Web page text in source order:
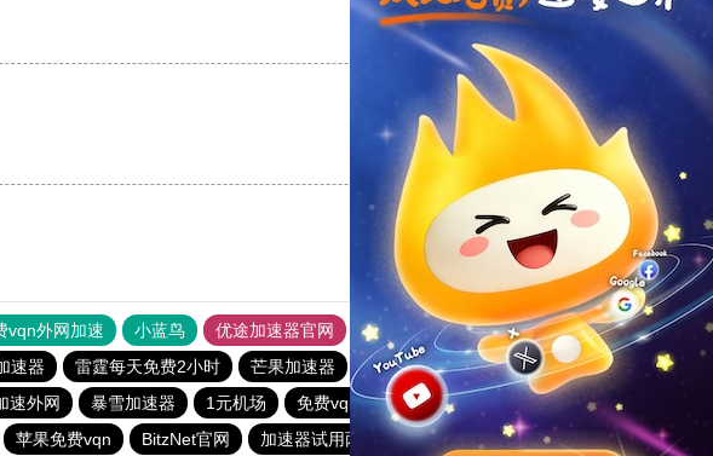
反对
反对[0]
vqn外网加速 小蓝鸟 优途加速器官网 风驰加速器 旋风加速器
八戒看书
速器 雷霆每天免费2小时 芒果加速器 星空加速器 一元机场
黑洞加速官网
速外网 暴雪加速器 1元机场 免费vqn加速下载
红海pro加速器
苹果免费vqn BitzNet官网 加速器试用两小时 黑豹加速器